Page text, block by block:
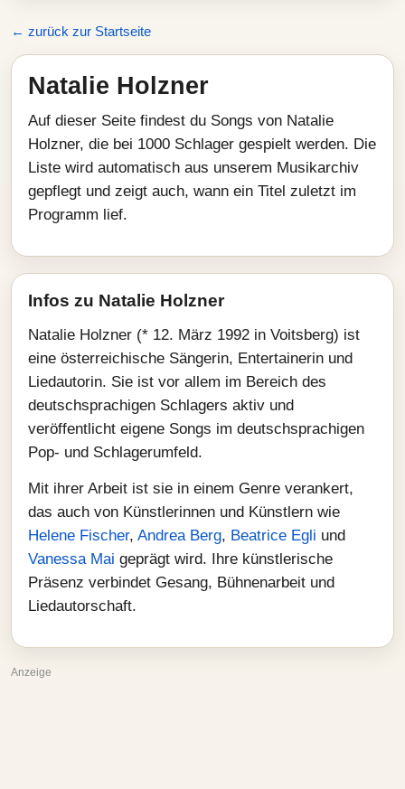
← zurück zur Startseite
Natalie Holzner
Auf dieser Seite findest du Songs von Natalie
Holzner, die bei 1000 Schlager gespielt werden. Die
Liste wird automatisch aus unserem Musikarchiv
gepflegt und zeigt auch, wann ein Titel zuletzt im
Programm lief.
Infos zu Natalie Holzner
Natalie Holzner (* 12. März 1992 in Voitsberg) ist
eine österreichische Sängerin, Entertainerin und
Liedautorin. Sie ist vor allem im Bereich des
deutschsprachigen Schlagers aktiv und
veröffentlicht eigene Songs im deutschsprachigen
Pop- und Schlagerumfeld.
Mit ihrer Arbeit ist sie in einem Genre verankert,
das auch von Künstlerinnen und Künstlern wie
Helene Fischer, Andrea Berg, Beatrice Egli und
Vanessa Mai geprägt wird. Ihre künstlerische
Präsenz verbindet Gesang, Bühnenarbeit und
Liedautorschaft.
Anzeige